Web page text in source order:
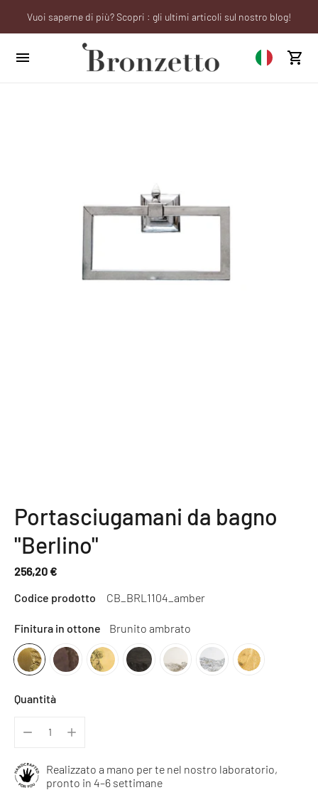
Vuoi saperne di più? Scopri : gli ultimi articoli sul nostro blog!
Sei un professionista? Richiedi il tuo account aziendale!
Portasciugamani da bagno
"Berlino"
256,20 €
Prezzo
normale
Codice prodotto CB_BRL1104_amber
Finitura in ottone Brunito ambrato
Quantità
Realizzato a mano per te nel nostro laboratorio,
pronto in 4–6 settimane